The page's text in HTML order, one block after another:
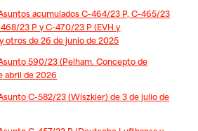
acumulados C-464/23 P, C-465/23
23 P y C-470/23 P (EVH y
otros de 26 de junio de 2025
590/23 (Pelham. Concepto de
abril de 2026
C-582/23 (Wiszkier) de 3 de julio de